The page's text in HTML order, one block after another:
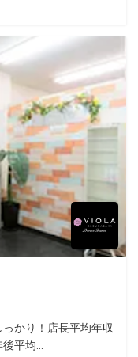
かり！店長平均年収
平均...